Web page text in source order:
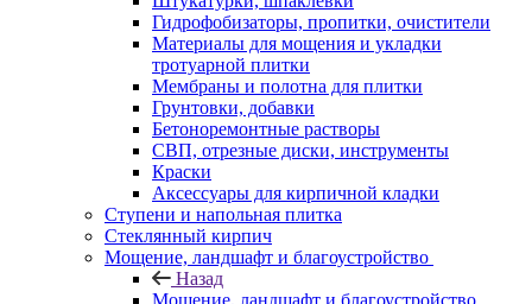
Гидрофобизаторы, пропитки, очистители
Материалы для мощения и укладки
тротуарной плитки
Мембраны и полотна для плитки
Грунтовки, добавки
Бетоноремонтные растворы
СВП, отрезные диски, инструменты
Краски
Аксессуары для кирпичной кладки
Ступени и напольная плитка
Cтеклянный кирпич
Мощение, ландшафт и благоустройство
Назад
Мощение, ландшафт и благоустройство